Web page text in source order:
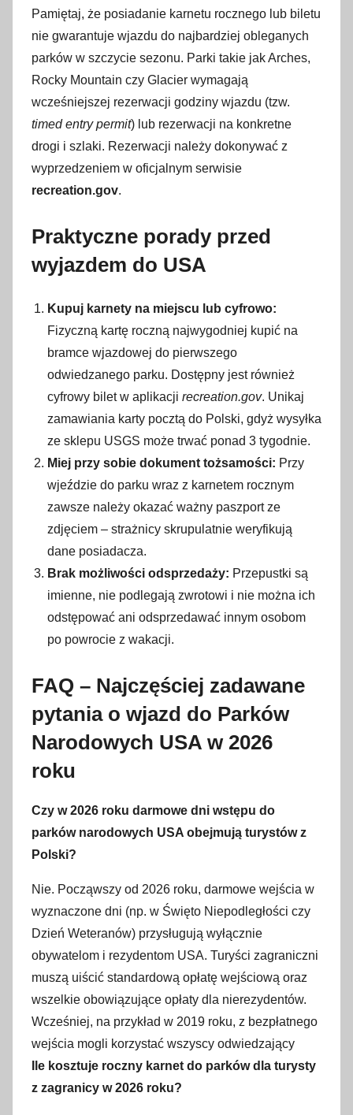
Pamiętaj, że posiadanie karnetu rocznego lub biletu
nie gwarantuje wjazdu do najbardziej obleganych
parków w szczycie sezonu. Parki takie jak Arches,
Rocky Mountain czy Glacier wymagają
wcześniejszej rezerwacji godziny wjazdu (tzw.
timed entry permit) lub rezerwacji na konkretne
drogi i szlaki. Rezerwacji należy dokonywać z
wyprzedzeniem w oficjalnym serwisie
recreation.gov.
Praktyczne porady przed
wyjazdem do USA
Kupuj karnety na miejscu lub cyfrowo:
Fizyczną kartę roczną najwygodniej kupić na
bramce wjazdowej do pierwszego
odwiedzanego parku. Dostępny jest również
cyfrowy bilet w aplikacji recreation.gov. Unikaj
zamawiania karty pocztą do Polski, gdyż wysyłka
ze sklepu USGS może trwać ponad 3 tygodnie.
Miej przy sobie dokument tożsamości: Przy
wjeździe do parku wraz z karnetem rocznym
zawsze należy okazać ważny paszport ze
zdjęciem – strażnicy skrupulatnie weryfikują
dane posiadacza.
Brak możliwości odsprzedaży: Przepustki są
imienne, nie podlegają zwrotowi i nie można ich
odstępować ani odsprzedawać innym osobom
po powrocie z wakacji.
FAQ – Najczęściej zadawane
pytania o wjazd do Parków
Narodowych USA w 2026
roku
Czy w 2026 roku darmowe dni wstępu do
parków narodowych USA obejmują turystów z
Polski?
Nie. Począwszy od 2026 roku, darmowe wejścia w
wyznaczone dni (np. w Święto Niepodległości czy
Dzień Weteranów) przysługują wyłącznie
obywatelom i rezydentom USA. Turyści zagraniczni
muszą uiścić standardową opłatę wejściową oraz
wszelkie obowiązujące opłaty dla nierezydentów.
Wcześniej, na przykład w 2019 roku, z bezpłatnego
wejścia mogli korzystać wszyscy odwiedzający
Ile kosztuje roczny karnet do parków dla turysty
z zagranicy w 2026 roku?